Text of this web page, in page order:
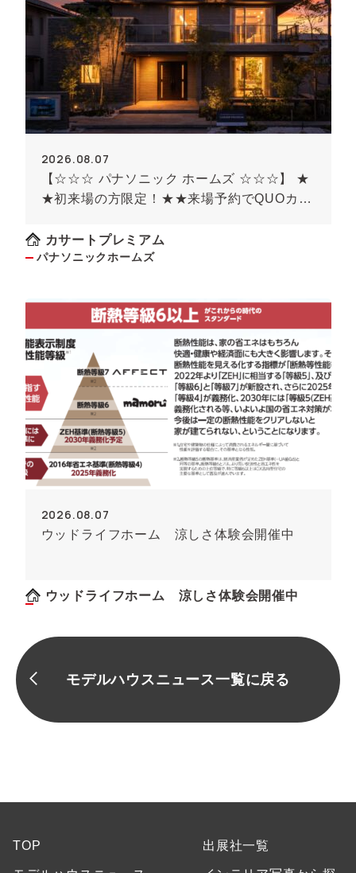
2026.08.07
【☆☆☆ パナソニック ホームズ ☆☆☆】 ★
★初来場の方限定！★★来場予約でQUOカー
す）
カサートプレミアム
パナソニックホームズ
2026.08.07
ウッドライフホーム 涼しさ体験会開催中
ウッドライフホーム 涼しさ体験会開催中
モデルハウスニュース一覧に戻る
TOP 出展社一覧